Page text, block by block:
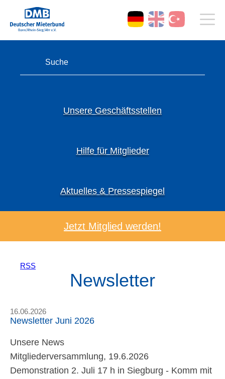
Unsere Geschäftsstellen
Hilfe für Mitglieder
Aktuelles & Pressespiegel
Jetzt Mitglied werden!
RSS
Newsletter
16.06.2026
Newsletter Juni 2026
Unsere News
Mitgliederversammlung, 19.6.2026
Demonstration 2. Juli 17 h in Siegburg - Komm mit